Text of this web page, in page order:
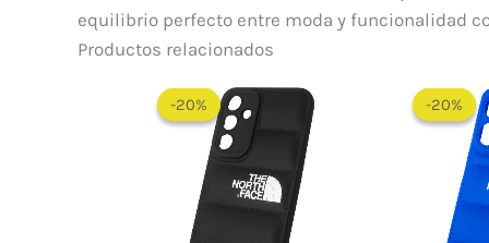
equilibrio perfecto entre moda y funcionalidad
Productos relacionados
-20%
-20%
precio
original
era:
$ 60.000.
-20%
-20%